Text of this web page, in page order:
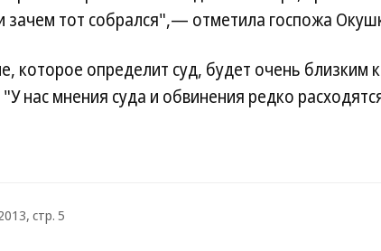
зачем тот собрался",— отметила госпожа
которое определит суд, будет очень близким к
нас мнения суда и обвинения редко
стр. 5